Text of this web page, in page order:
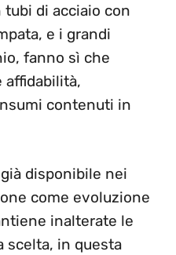
di acciaio con
e i grandi
fanno sì che
affidabilità,
contenuti in
disponibile nei
come evoluzione
inalterate le
scelta, in questa